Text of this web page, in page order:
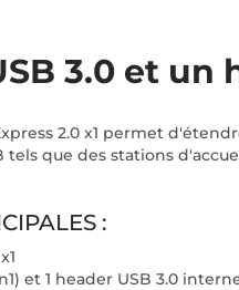
3.0 et un
2.0 x1 permet
que des stations
:
et 1 header USB 3.0